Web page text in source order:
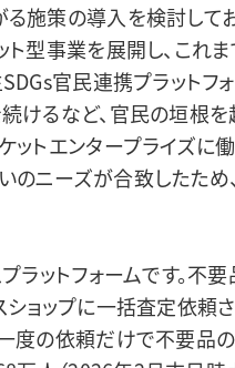
施策の導入を検討して
型事業を展開し、これま
官民連携プラットフ
けるなど、官民の垣根
トエンタープライズに働
ニーズが合致したため
ラットフォームです。不
ョップに一括査定依頼さ
一度の依頼だけで不要品